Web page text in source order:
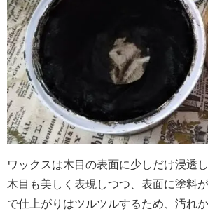
ワックスは木目の表面に少しだけ浸透
木目も美しく表現しつつ、表面に塗料
で仕上がりはツルツルするため、汚れ